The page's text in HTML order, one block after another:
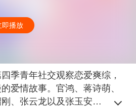
即播放
季青年社交观察恋爱爽综，
爱情故事。官鸿、蒋诗萌、
、张云龙以及张玉安老师与